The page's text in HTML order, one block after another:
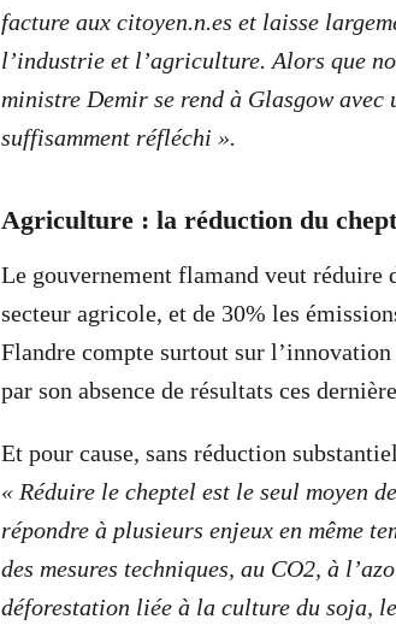
facture aux citoyen.n.es et laisse
l’industrie et l’agriculture. Alors que
ministre Demir se rend à Glasgow
suffisamment réfléchi ».
Agriculture : la réduction du
Le gouvernement flamand veut réduire
secteur agricole, et de 30% les
Flandre compte surtout sur
par son absence de résultats ces
Et pour cause, sans réduction
« Réduire le cheptel est le seul moyen
répondre à plusieurs enjeux en même
des mesures techniques, au CO2, à
déforestation liée à la culture du soja,